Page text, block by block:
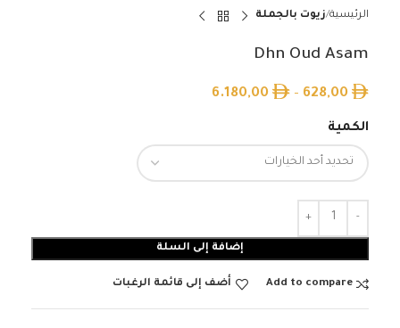
الرئيسية زيوت بالجملة
Dhn Oud Asam
628,00
–
6.180,00
الكمية
إضافة إلى السلة
Add to compare أضف إلى قائمة الرغبات